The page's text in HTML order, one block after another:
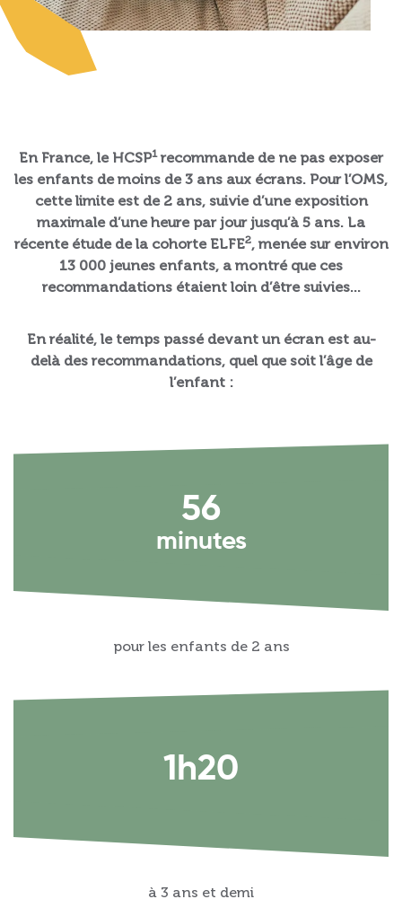
En France, le HCSP1recommande de ne pas exposer
les enfants de moins de 3 ans aux écrans. Pour l’OMS,
cette limite est de 2 ans, suivie d’une exposition
maximale d’une heure par jour jusqu’à 5 ans. La
récente étude de la cohorte ELFE2, menée sur environ
13 000 jeunes enfants, a montré que ces
recommandations étaient loin d’être suivies...
En réalité, le temps passé devant un écran est au-
delà des recommandations, quel que soit l’âge de
l’enfant :
56
minutes
pour les enfants de 2 ans
1h20
à 3 ans et demi